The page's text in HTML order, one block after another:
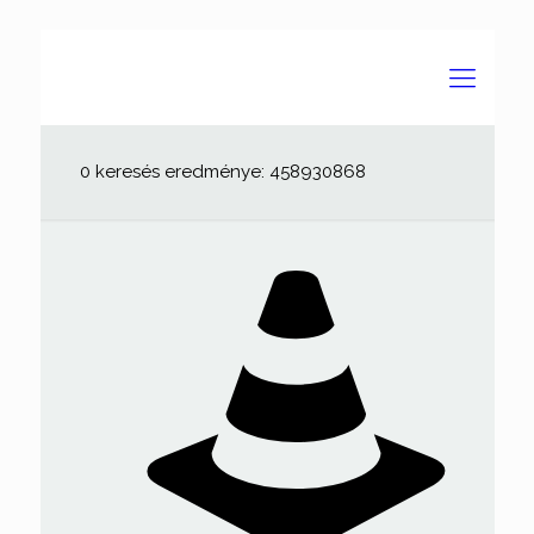
0 keresés eredménye: 458930868